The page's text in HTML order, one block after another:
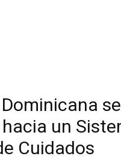
se
un
Cuidados